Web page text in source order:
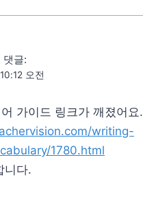
댓글:
오전
가이드 링크가 깨졌어요.
writing-
1780.html
니다.